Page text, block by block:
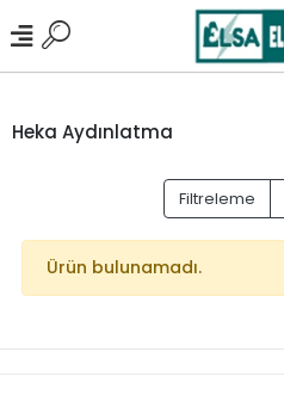
Heka Aydınlatma
Filtreleme
Ürün bulunamadı.